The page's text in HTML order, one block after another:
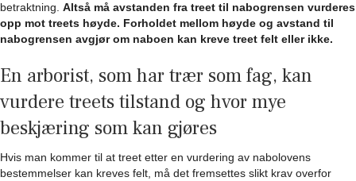
betraktning. Altså må avstanden fra treet til nabogrensen vurderes
opp mot treets høyde. Forholdet mellom høyde og avstand til
nabogrensen avgjør om naboen kan kreve treet felt eller ikke.
En arborist, som har trær som fag, kan
vurdere treets tilstand og hvor mye
beskjæring som kan gjøres
Hvis man kommer til at treet etter en vurdering av nabolovens
bestemmelser kan kreves felt, må det fremsettes slikt krav overfor